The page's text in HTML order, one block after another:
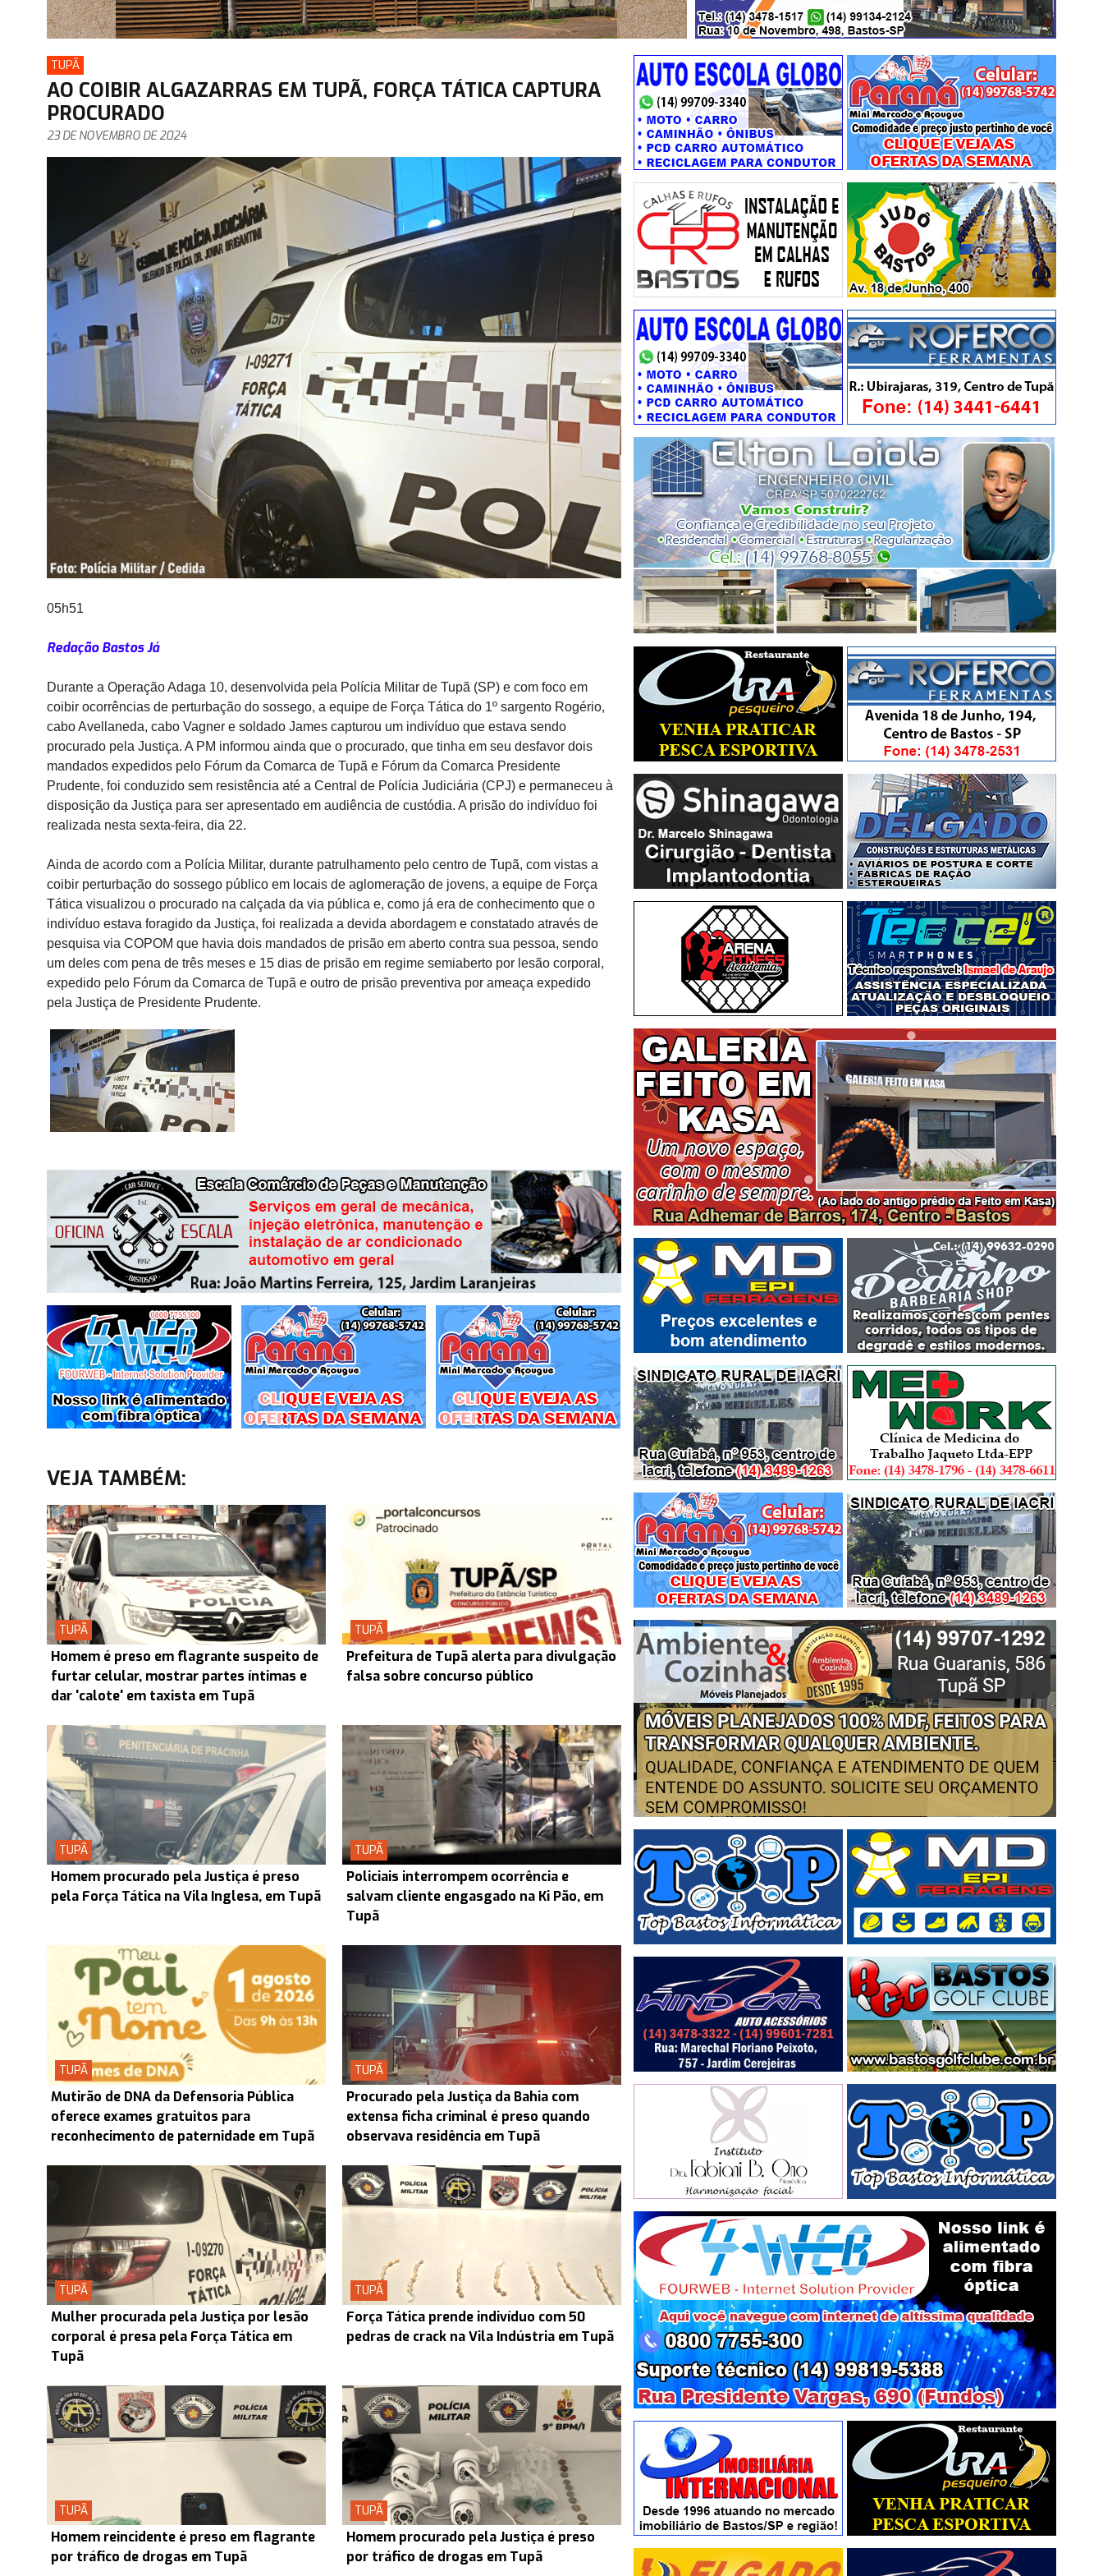
TUPÃ
AO COIBIR ALGAZARRAS EM TUPÃ, FORÇA TÁTICA CAPTURA
PROCURADO
23 DE NOVEMBRO DE 2024
05h51
Redação Bastos Já
Durante a Operação Adaga 10, desenvolvida pela Polícia Militar de Tupã (SP) e com foco em
coibir ocorrências de perturbação do sossego, a equipe de Força Tática do 1º sargento Rogério,
cabo Avellaneda, cabo Vagner e soldado James capturou um indivíduo que estava sendo
procurado pela Justiça. A PM informou ainda que o procurado, que tinha em seu desfavor dois
mandados expedidos pelo Fórum da Comarca de Tupã e Fórum da Comarca Presidente
Prudente, foi conduzido sem resistência até a Central de Polícia Judiciária (CPJ) e permaneceu à
disposição da Justiça para ser apresentado em audiência de custódia. A prisão do indivíduo foi
realizada nesta sexta-feira, dia 22.
Ainda de acordo com a Polícia Militar, durante patrulhamento pelo centro de Tupã, com vistas a
coibir perturbação do sossego público em locais de aglomeração de jovens, a equipe de Força
Tática visualizou o procurado na calçada da via pública e, como já era de conhecimento que o
indivíduo estava foragido da Justiça, foi realizada a devida abordagem e constatado através de
pesquisa via COPOM que havia dois mandados de prisão em aberto contra sua pessoa, sendo
um deles com pena de três meses e 15 dias de prisão em regime semiaberto por lesão corporal,
expedido pelo Fórum da Comarca de Tupã e outro de prisão preventiva por ameaça expedido
pela Justiça de Presidente Prudente.
VEJA TAMBÉM:
TUPÃ
Homem é preso em flagrante suspeito de
furtar celular, mostrar partes íntimas e
dar 'calote' em taxista em Tupã
TUPÃ
Prefeitura de Tupã alerta para divulgação
falsa sobre concurso público
TUPÃ
Homem procurado pela Justiça é preso
pela Força Tática na Vila Inglesa, em Tupã
TUPÃ
Policiais interrompem ocorrência e
salvam cliente engasgado na Ki Pão, em
Tupã
TUPÃ
Mutirão de DNA da Defensoria Pública
oferece exames gratuitos para
reconhecimento de paternidade em Tupã
TUPÃ
Procurado pela Justiça da Bahia com
extensa ficha criminal é preso quando
observava residência em Tupã
TUPÃ
Mulher procurada pela Justiça por lesão
corporal é presa pela Força Tática em
Tupã
TUPÃ
Força Tática prende indivíduo com 50
pedras de crack na Vila Indústria em Tupã
TUPÃ
Homem reincidente é preso em flagrante
por tráfico de drogas em Tupã
TUPÃ
Homem procurado pela Justiça é preso
por tráfico de drogas em Tupã